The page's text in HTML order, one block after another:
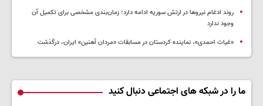
روند ادغام نیروها در ارتش سوریه ادامه دارد؛ زمان‌بندی مشخصی برای تکمیل آن
وجود ندارد
«غیاث احمدی»، نماینده کردستان در مسابقات «مردان آهنین» ایران، درگذشت
ما را در شبکه های اجتماعی دنبال کنید